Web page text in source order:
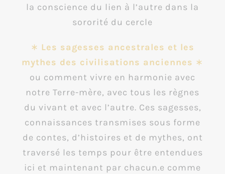
la conscience du lien à l’autre dans la
sororité du cercle
∗ Les sagesses ancestrales et les
mythes des civilisations anciennes ∗
ou comment vivre en harmonie avec
notre Terre-mère, avec tous les règnes
du vivant et avec l’autre. Ces sagesses,
connaissances transmises sous forme
de contes, d’histoires et de mythes, ont
traversé les temps pour être entendues
ici et maintenant par chacun.e comme